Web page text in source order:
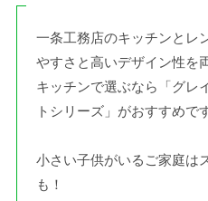
一条工務店のキッチンとレ
やすさと高いデザイン性を
キッチンで選ぶなら「グレ
トシリーズ」がおすすめで
小さい子供がいるご家庭は
も！